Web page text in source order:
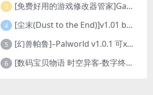
3 [免费好用的游戏修改器管家]Game Cheats Manager
4 [尘末(Dust to the End)]v1.01 build9321107
5 [幻兽帕鲁]–Palworld v1.0.1 可xbox联机
6 [数码宝贝物语 时空异客-数字终极版]- Digimon Story Time Stranger-Build.23514637